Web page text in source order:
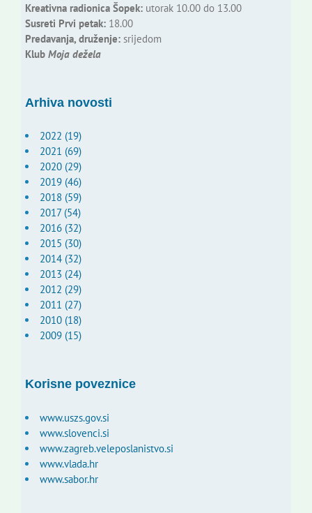
Kreativna radionica Šopek:utorak 10.00 do 13.00
Susreti Prvi petak:18.00
Predavanja, druženje:srijedom
Klub Moja dežela
Arhiva novosti
2022 (19)
2021 (69)
2020 (29)
2019 (46)
2018 (59)
2017 (54)
2016 (32)
2015 (30)
2014 (32)
2013 (24)
2012 (29)
2011 (27)
2010 (18)
2009 (15)
Korisne poveznice
www.uszs.gov.si
www.slovenci.si
www.zagreb.veleposlanistvo.si
www.vlada.hr
www.sabor.hr